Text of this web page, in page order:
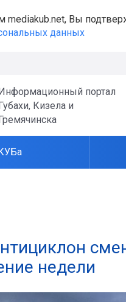
mediakub.net, Вы
данных
портал
Кизела и
недели